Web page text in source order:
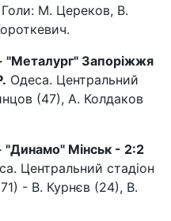
М. Цереков, В.
"Металург" Запоріжжя
Одеса. Центральний
(47), А. Колдаков
"Динамо" Мінськ - 2:2
Центральний стадіон
- В. Курнєв (24), В.